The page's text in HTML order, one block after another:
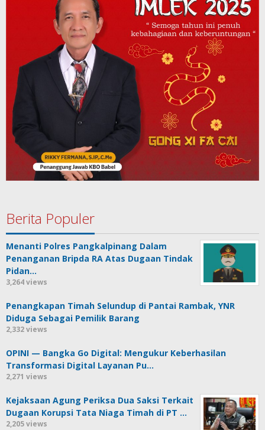
Berita Populer
Menanti Polres Pangkalpinang Dalam
Penanganan Bripda RA Atas Dugaan Tindak
Pidan…
3,264 views
Penangkapan Timah Selundup di Pantai Rambak, YNR
Diduga Sebagai Pemilik Barang
2,332 views
OPINI — Bangka Go Digital: Mengukur Keberhasilan
Transformasi Digital Layanan Pu…
2,271 views
Kejaksaan Agung Periksa Dua Saksi Terkait
Dugaan Korupsi Tata Niaga Timah di PT …
2,205 views